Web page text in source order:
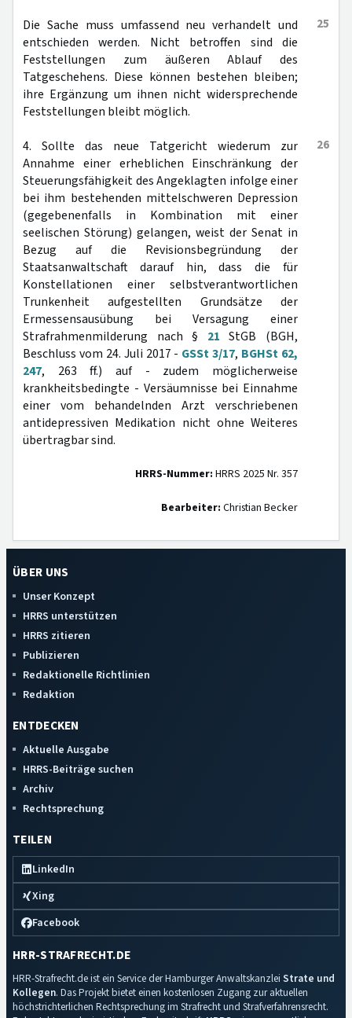
25
Die Sache muss umfassend neu verhandelt und
entschieden werden. Nicht betroffen sind die
Feststellungen zum äußeren Ablauf des
Tatgeschehens. Diese können bestehen bleiben;
ihre Ergänzung um ihnen nicht widersprechende
Feststellungen bleibt möglich.
26
4. Sollte das neue Tatgericht wiederum zur
Annahme einer erheblichen Einschränkung der
Steuerungsfähigkeit des Angeklagten infolge einer
bei ihm bestehenden mittelschweren Depression
(gegebenenfalls in Kombination mit einer
seelischen Störung) gelangen, weist der Senat in
Bezug auf die Revisionsbegründung der
Staatsanwaltschaft darauf hin, dass die für
Konstellationen einer selbstverantwortlichen
Trunkenheit aufgestellten Grundsätze der
Ermessensausübung bei Versagung einer
Strafrahmenmilderung nach § 21 StGB (BGH,
Beschluss vom 24. Juli 2017 - GSSt 3/17, BGHSt 62,
247, 263 ff.) auf - zudem möglicherweise
krankheitsbedingte - Versäumnisse bei Einnahme
einer vom behandelnden Arzt verschriebenen
antidepressiven Medikation nicht ohne Weiteres
übertragbar sind.
HRRS-Nummer: HRRS 2025 Nr. 357
Bearbeiter: Christian Becker
ÜBER UNS
Unser Konzept
HRRS unterstützen
HRRS zitieren
Publizieren
Redaktionelle Richtlinien
Redaktion
ENTDECKEN
Aktuelle Ausgabe
HRRS-Beiträge suchen
Archiv
Rechtsprechung
TEILEN
LinkedIn
Xing
Facebook
HRR-STRAFRECHT.DE
HRR-Strafrecht.de ist ein Service der Hamburger Anwaltskanzlei Strate und
Kollegen. Das Projekt bietet einen kostenlosen Zugang zur aktuellen
höchstrichterlichen Rechtsprechung im Strafrecht und Strafverfahrensrecht.